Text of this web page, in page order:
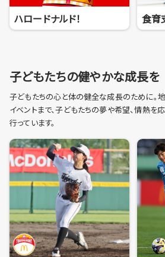
ハロードナルド！ 食育
子どもたちの健やかな成長を
子どもたちの心と体の健全な成長のために。
イベントまで、子どもたちの夢や希望、情熱
行っています。